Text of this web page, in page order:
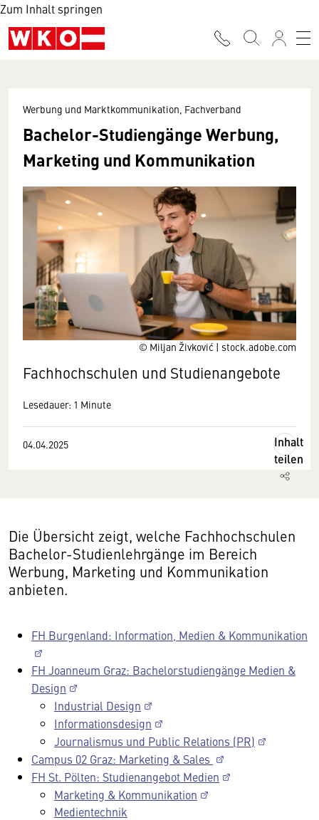
Zum Inhalt springen
© Miljan Živković | stock.adobe.com
Werbung und Marktkommunikation, Fachverband
Bachelor-Studiengänge Werbung,
Marketing und Kommunikation
Fachhochschulen und Studienangebote
Lesedauer: 1 Minute
04.04.2025
Inhalt
teilen
Die Übersicht zeigt, welche Fachhochschulen
Bachelor-Studienlehrgänge im Bereich
Werbung, Marketing und Kommunikation
anbieten.
FH Burgenland: Information, Medien & Kommunikation
FH Joanneum Graz: Bachelorstudiengänge Medien &
Design
Industrial Design
Informationsdesign
Journalismus und Public Relations (PR)
Campus 02 Graz: Marketing & Sales
FH St. Pölten: Studienangebot Medien
Marketing & Kommunikation
Medientechnik